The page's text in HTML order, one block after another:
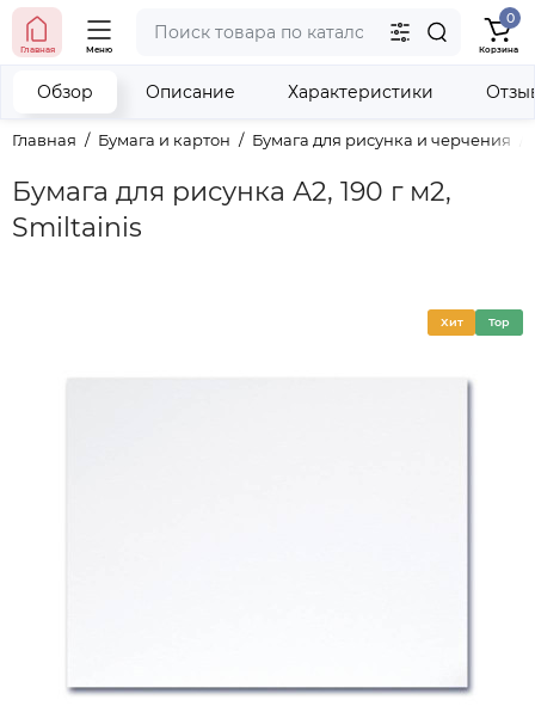
тел. (098) 673-42-06
наши контакты
Главная Меню
0
Корзина
Главная Бумага и картон Бумага для рисунка и черчения
Бумага для рисунка А2, 190 г м2,
Smiltainis
Обзор Описание Характеристики
Хит Top